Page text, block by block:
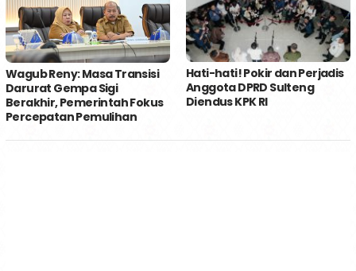
Wagub Reny: Masa Transisi
Darurat Gempa Sigi
Berakhir, Pemerintah Fokus
Percepatan Pemulihan
Hati-hati! Pokir dan Perjadis
Anggota DPRD Sulteng
Diendus KPK RI